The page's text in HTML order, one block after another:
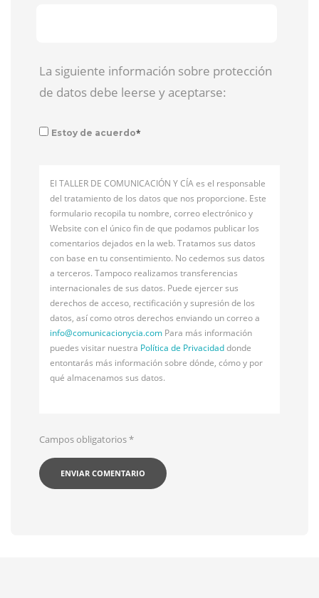
La siguiente información sobre protección
de datos debe leerse y aceptarse:
Estoy de acuerdo*
El TALLER DE COMUNICACIÓN Y CÍA es el responsable
del tratamiento de los datos que nos proporcione. Este
formulario recopila tu nombre, correo electrónico y
Website con el único fin de que podamos publicar los
comentarios dejados en la web. Tratamos sus datos
con base en tu consentimiento. No cedemos sus datos
a terceros. Tampoco realizamos transferencias
internacionales de sus datos. Puede ejercer sus
derechos de acceso, rectificación y supresión de los
datos, así como otros derechos enviando un correo a
info@comunicacionycia.com Para más información
puedes visitar nuestra Política de Privacidaddonde
entontarás más información sobre dónde, cómo y por
qué almacenamos sus datos.
Campos obligatorios*